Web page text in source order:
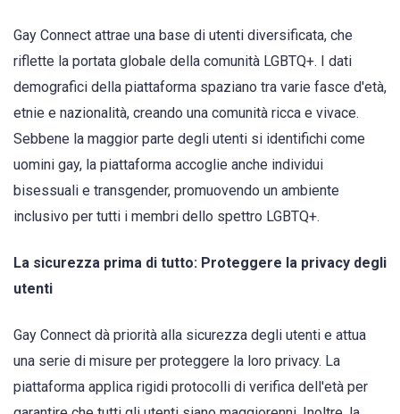
Gay Connect attrae una base di utenti diversificata, che
riflette la portata globale della comunità LGBTQ+. I dati
demografici della piattaforma spaziano tra varie fasce d'età,
etnie e nazionalità, creando una comunità ricca e vivace.
Sebbene la maggior parte degli utenti si identifichi come
uomini gay, la piattaforma accoglie anche individui
bisessuali e transgender, promuovendo un ambiente
inclusivo per tutti i membri dello spettro LGBTQ+.
La sicurezza prima di tutto: Proteggere la privacy degli
utenti
Gay Connect dà priorità alla sicurezza degli utenti e attua
una serie di misure per proteggere la loro privacy. La
piattaforma applica rigidi protocolli di verifica dell'età per